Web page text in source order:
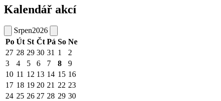
Kalendář akcí
Srpen2026
Po Út St Čt Pá So Ne
27 28 29 30 31 1
2
3
4 5 6 7 8
9
10 11 12 13 14 15 16
17 18 19 20 21 22 23
24 25 26 27 28 29 30